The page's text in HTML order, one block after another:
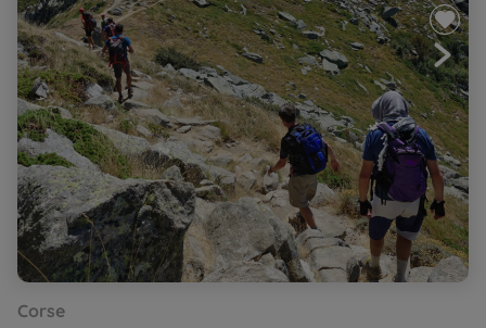
tototo
Corse